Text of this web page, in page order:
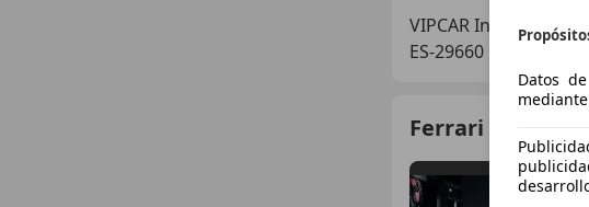
VIPCAR International
ES-29660 MARBELLA
Ferrari SF90
Datos